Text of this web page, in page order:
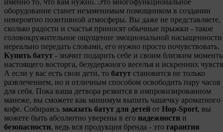
оборудование станет незаменимым помощником в создании
невероятно позитивной атмосферы. Вы даже не представляете,
сколько радости и счастья приносят обычные прыжки - такое
головокружительное ощущение эмоциональной насыщенности
нереально передать словами, его нужно просто почувствовать.
Купить батут - значит подарить себе и своим близким
настоящего восторга, безудержного веселья и искренних
А если у вас есть свои дети, то батут становится не только
развлечением, но и отличным способом освободить пару часов
для себя. Пока ваша детвора резвится в импровизированном
манеже, вы сможете как минимум выпить чашечку ароматного
кофе. Собираясь заказать батут для детей от Hop-Sport, вы
можете быть абсолютно уверены в его надежности и
безопасности, ведь вся продукция бренда - это гарантия